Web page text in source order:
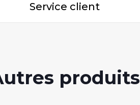
Service client
produits